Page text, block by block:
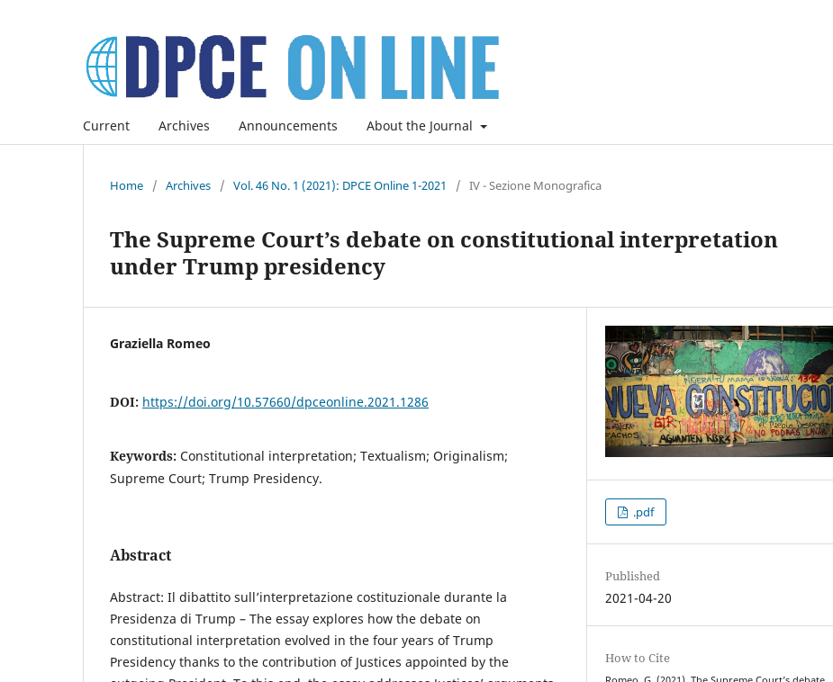
Current Archives Announcements About the Journal
Home / Archives / Vol. 46 No. 1 (2021): DPCE Online 1-2021 / IV - Sezione Monografica
The Supreme Court’s debate on constitutional interpretation
under Trump presidency
Graziella Romeo
DOI: https://doi.org/10.57660/dpceonline.2021.1286
Keywords: Constitutional interpretation; Textualism; Originalism;
Supreme Court; Trump Presidency.
Abstract
Abstract: Il dibattito sull’interpretazione costituzionale durante la
Presidenza di Trump – The essay explores how the debate on
constitutional interpretation evolved in the four years of Trump
Presidency thanks to the contribution of Justices appointed by the
.pdf
Published
2021-04-20
How to Cite